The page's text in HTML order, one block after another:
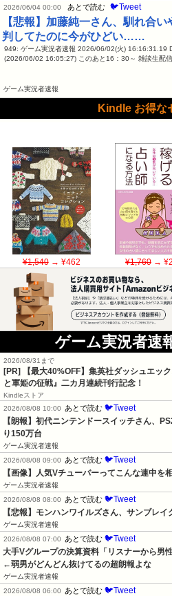
2026/06/04 00:00 あとで読む 🐦Tweet
【悲報】加藤純一さん、馴れ合
判してたのに今がひどい……
949: ゲーム実況者速報 2026/06/02(火) 16:16:31.19
(2026/06/02 16:05:27) このあと16：30～ 雑談生配
ゲーム実況者速報
Kindle お得な
¥1,540→ ¥462 ¥1,760→
ゲーム実況者速
2026/08/31まで
[PR]
【最大40%OFF】集英社ダッシュエッ
と軍姫の征戦』二カ月連続刊行記念！
Kindleストア
2026/08/08 10:00
あとで読む 🐦Tweet
【朗報】初代ニンテンドースイッチさん、
り150万台
ゲーム実況者速報
2026/08/08 09:00
あとで読む 🐦Tweet
【画像】人気Vチューバーってこんな連中
ゲーム実況者速報
2026/08/08 08:00
あとで読む 🐦Tweet
【悲報】モンハンワイルズさん、サンブレ
ゲーム実況者速報
2026/08/08 07:00
あとで読む 🐦Tweet
大手Vグループの決算資料「リスナーから男
←弱男がどんどん抜けてるの超朗報よな
ゲーム実況者速報
2026/08/08 06:00
あとで読む 🐦Tweet